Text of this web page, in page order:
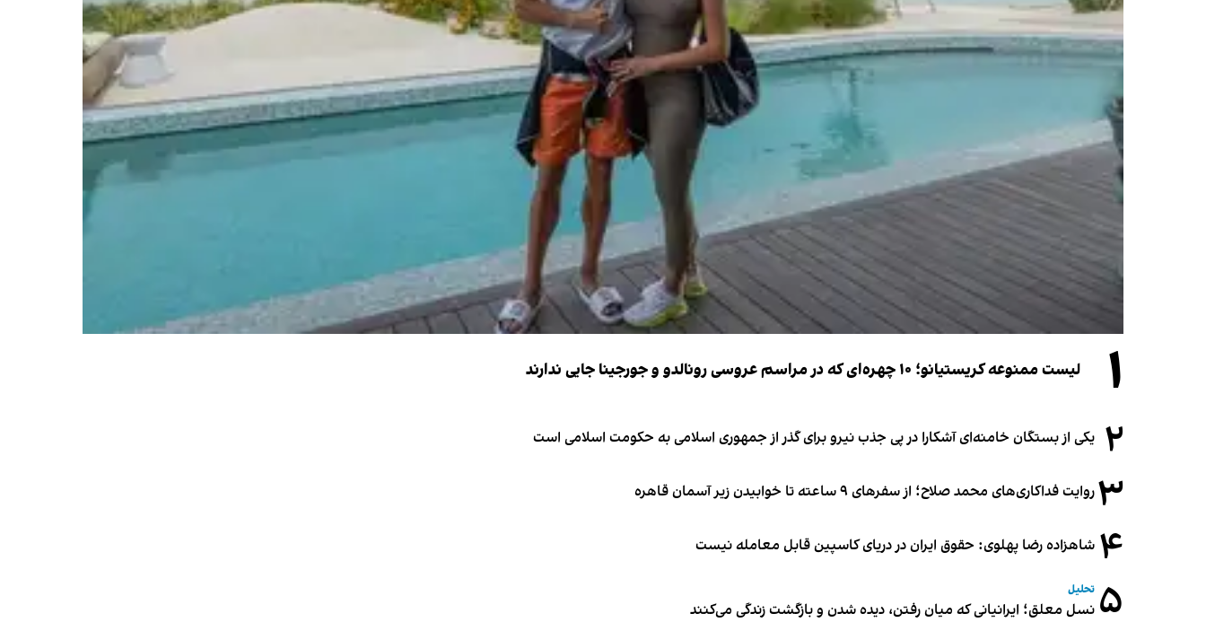
۱ لیست ممنوعه کریستیانو؛ ۱۰ چهره‌ای که در مراسم عروسی رونالدو و جورجینا جایی ندارند
۲ یکی از بستگان خامنه‌ای آشکارا در پی جذب نیرو برای گذر از جمهوری اسلامی به حکومت اسلامی است
۳روایت فداکاری‌های محمد صلاح؛ از سفرهای ۹ ساعته تا خوابیدن زیر آسمان قاهره
۴ شاهزاده رضا پهلوی: حقوق ایران در دریای کاسپین قابل معامله نیست
۵ تحلیل
نسل معلق؛ ایرانیانی که میان رفتن، دیده شدن و بازگشت زندگی می‌کنند